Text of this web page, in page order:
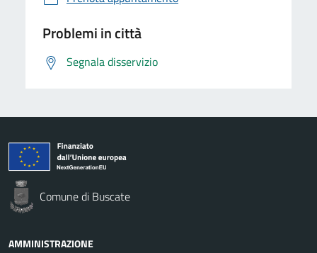
Problemi in città
Segnala disservizio
Comune di Buscate
AMMINISTRAZIONE